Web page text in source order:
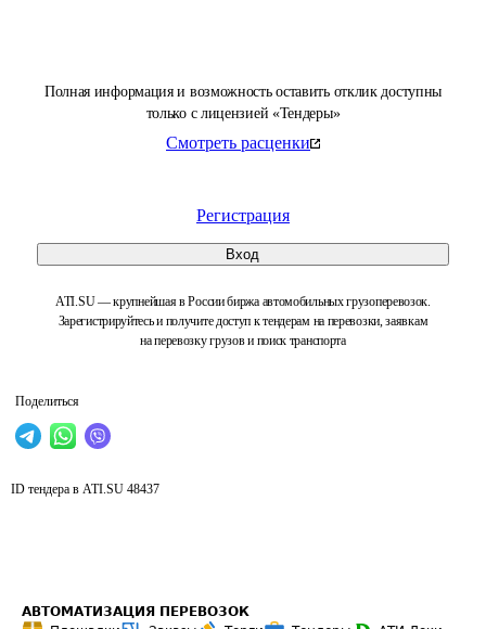
Полная информация и возможность оставить отклик доступны
только с лицензией «Тендеры»
Смотреть расценки
Регистрация
Вход
ATI.SU — крупнейшая в России биржа автомобильных грузоперевозок.
Зарегистрируйтесь и получите доступ к тендерам на перевозки, заявкам
на перевозку грузов и поиск транспорта
Поделиться
ID тендера в ATI.SU 48437
АВТОМАТИЗАЦИЯ ПЕРЕВОЗОК